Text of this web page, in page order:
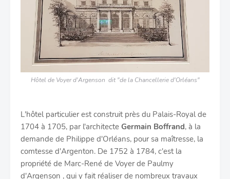
Hôtel de Voyer d'Argenson dit "de la Chancellerie d'Orléans"
L'hôtel particulier est construit près du Palais-Royal de
1704 à 1705, par l'architecte Germain Boffrand, à la
demande de Philippe d'Orléans, pour sa maîtresse, la
comtesse d'Argenton. De 1752 à 1784, c'est la
propriété de Marc-René de Voyer de Paulmy
d'Argenson , qui y fait réaliser de nombreux travaux